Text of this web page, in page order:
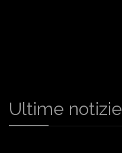
Ultime notizie